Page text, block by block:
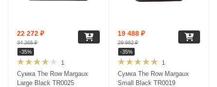
1
Сумка The Row Margaux
Large Black TR0025
22 272 ₽
34 265₽
-35%
1
Сумка The Row Margaux
Small Black TR0019
19 488₽
29 982₽
-35%